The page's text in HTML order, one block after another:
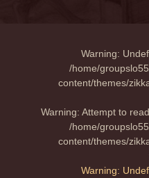
Warning:
/home/
content/themes/
Warning: Attempt to
/home/
content/themes/
Warning: